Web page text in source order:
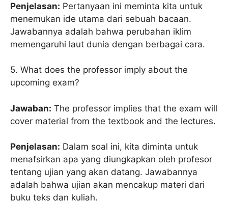
Penjelasan: Pertanyaan ini meminta kita untuk
menemukan ide utama dari sebuah bacaan.
Jawabannya adalah bahwa perubahan iklim
memengaruhi laut dunia dengan berbagai cara.
5. What does the professor imply about the
upcoming exam?
Jawaban: The professor implies that the exam will
cover material from the textbook and the lectures.
Penjelasan: Dalam soal ini, kita diminta untuk
menafsirkan apa yang diungkapkan oleh profesor
tentang ujian yang akan datang. Jawabannya
adalah bahwa ujian akan mencakup materi dari
buku teks dan kuliah.